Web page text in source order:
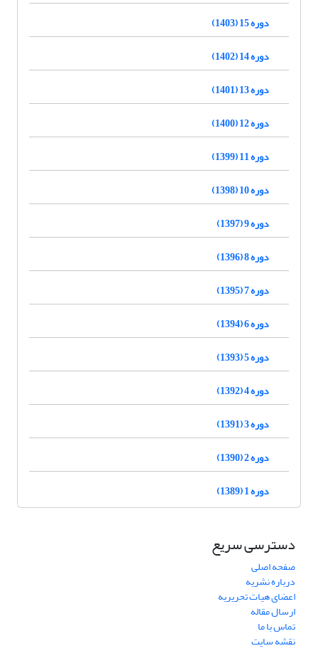
دوره 15 (1403)
دوره 14 (1402)
دوره 13 (1401)
دوره 12 (1400)
دوره 11 (1399)
دوره 10 (1398)
دوره 9 (1397)
دوره 8 (1396)
دوره 7 (1395)
دوره 6 (1394)
دوره 5 (1393)
دوره 4 (1392)
دوره 3 (1391)
دوره 2 (1390)
دوره 1 (1389)
دسترسی سریع
صفحه اصلی
درباره نشریه
اعضای هیات تحریریه
ارسال مقاله
تماس با ما
نقشه سایت